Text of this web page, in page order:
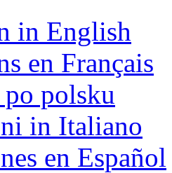
in English
en Français
polsku
in Italiano
en Español